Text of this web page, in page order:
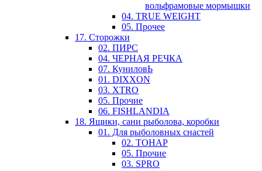
вольфрамовые мормышки
04. TRUE WEIGHT
05. Прочее
17. Сторожки
02. ПИРС
04. ЧЕРНАЯ РЕЧКА
07. КуниловЬ
01. DIXXON
03. XTRO
05. Прочие
06. FISHLANDIA
18. Ящики, сани рыболова, коробки
01. Для рыболовных снастей
02. ТОНАР
05. Прочие
03. SPRO